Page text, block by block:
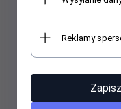
Reklamy